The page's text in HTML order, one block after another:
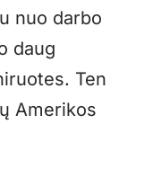
nuo darbo
daug
Ten
Amerikos